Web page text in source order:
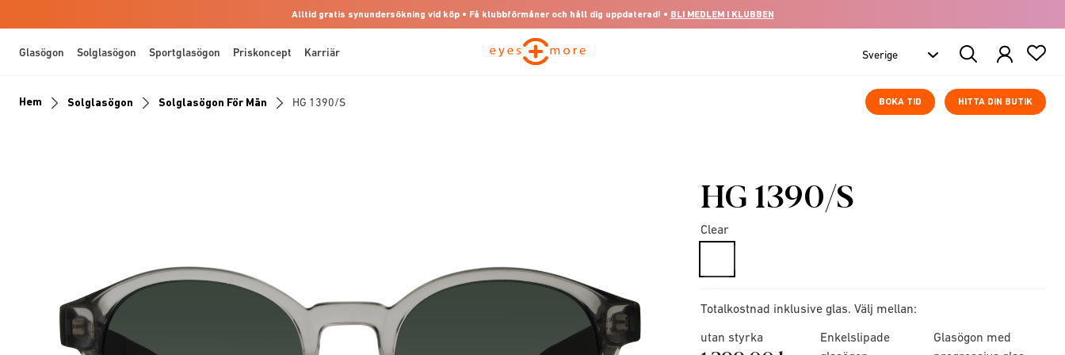
Alltid gratis synundersökning vid köp • Få klubbförmåner och håll dig uppdaterad! • BLI MEDLEM I KLUBBEN
Glasögon Solglasögon Sportglasögon Priskoncept Karriär
Search
Products
BOKA TID HITTA DIN BUTIK
Hem Solglasögon Solglasögon För Män HG 1390/S
HG 1390/S
Clear
selected
Totalkostnad inklusive glas. Välj mellan:
utan styrka
Enkelslipade
Glasögon med